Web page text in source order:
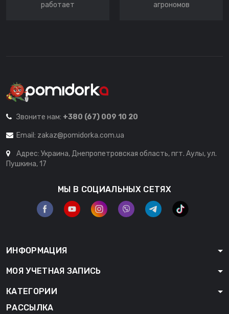
работает
агрономов
Звоните нам: +380 (67) 009 10 20
Email: zakaz@pomidorka.com.ua
Адрес: Украина, Днепропетровская область, пгт. Аулы, ул.
Пушкина, 17
МЫ В СОЦИАЛЬНЫХ СЕТЯХ
ИНФОРМАЦИЯ
МОЯ УЧЕТНАЯ ЗАПИСЬ
КАТЕГОРИИ
РАССЫЛКА